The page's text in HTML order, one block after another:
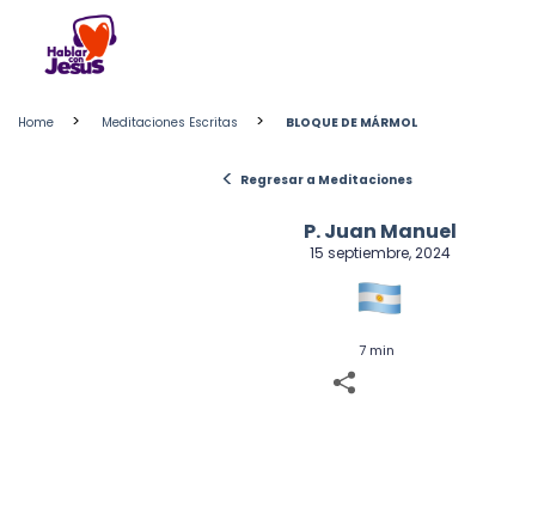
content
Home > Meditaciones Escritas > BLOQUE DE MÁRMOL
< Regresar a Meditaciones
P. Juan Manuel
15 septiembre, 2024
7 min